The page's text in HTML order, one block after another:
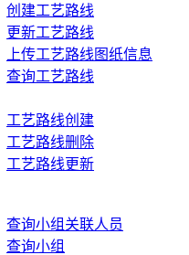
创建工艺路线
更新工艺路线
上传工艺路线图纸信息
查询工艺路线
工艺路线创建
工艺路线删除
工艺路线更新
查询小组关联人员
查询小组